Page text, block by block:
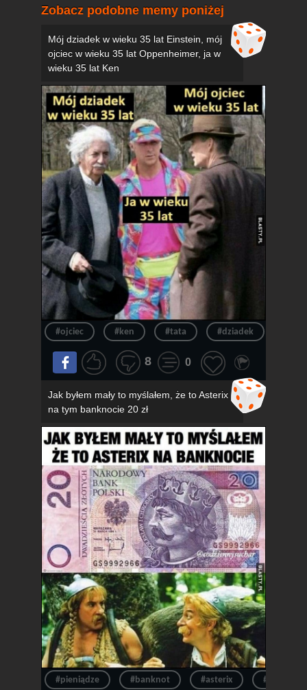
Zobacz podobne memy poniżej
Mój dziadek w wieku 35 lat Einstein, mój
ojciec w wieku 35 lat Oppenheimer, ja w
wieku 35 lat Ken
#ojciec #ken #tata #dziadek
8 0
Jak byłem mały to myślałem, że to Asterix
na tym banknocie 20 zł
#pieniądze #banknot #asterix #pieniądz